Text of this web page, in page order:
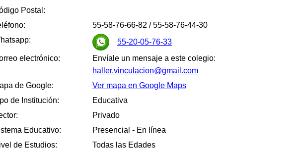
Postal:
55-58-76-66-82 / 55-58-76-44-30
55-20-05-76-33
electrónico:
Envíale un mensaje a este colegio:
haller.vinculacion@gmail.com
de Google:
Ver mapa en Google Maps
de Institución:
Educativa
Privado
Educativo:
Presencial - En línea
de Estudios:
Todas las Edades